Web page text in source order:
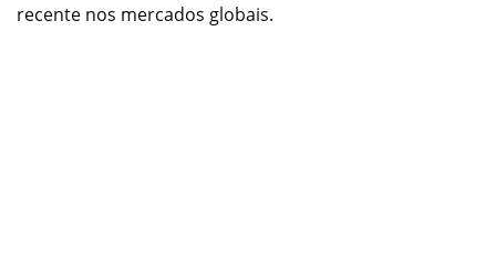
recente nos mercados globais.